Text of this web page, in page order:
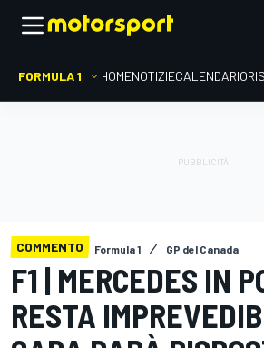
FORMULA 1 HOMENOTIZIECALENDARIO
COMMENTO Formula 1 GP del Canada
F1 | MERCEDES IN
RESTA